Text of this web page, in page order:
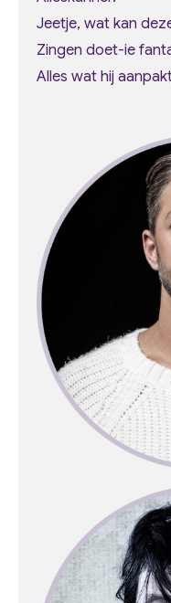
Jeetje, wat kan
Zingen doet-ie
Alles wat hij